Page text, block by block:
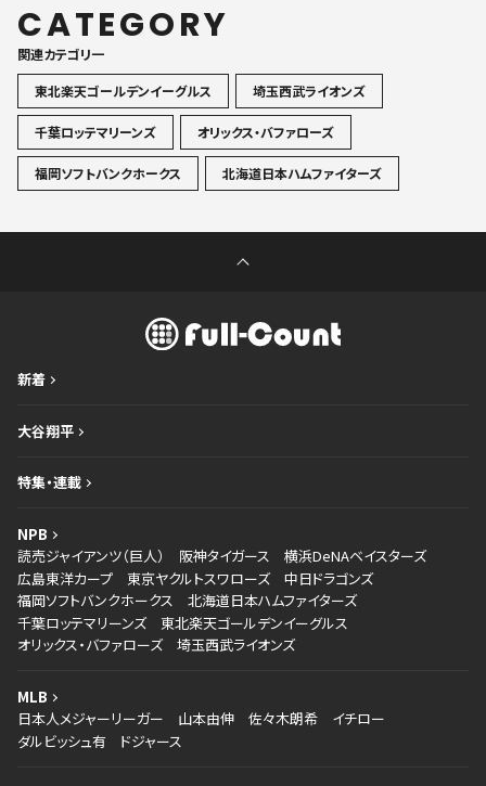
CATEGORY
関連カテゴリ一
東北楽天ゴールデンイーグルス
埼玉西武ライオンズ
千葉ロッテマリーンズ オリックス・バファローズ
福岡ソフトバンクホークス 北海道日本ハムファイターズ
新着
大谷翔平
特集・連載
NPB
読売ジャイアンツ（巨人）
阪神タイガース
横浜DeNAベイスターズ
広島東洋カープ
東京ヤクルトスワローズ
中日ドラゴンズ
福岡ソフトバンクホークス
北海道日本ハムファイターズ
千葉ロッテマリーンズ
東北楽天ゴールデンイーグルス
オリックス・バファローズ
埼玉西武ライオンズ
MLB
日本人メジャーリーガー
山本由伸 佐々木朗希
イチロー
ダルビッシュ有
ドジャース